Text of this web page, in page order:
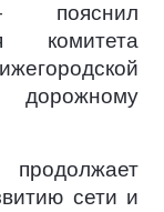
комитета
дорожному
сети и